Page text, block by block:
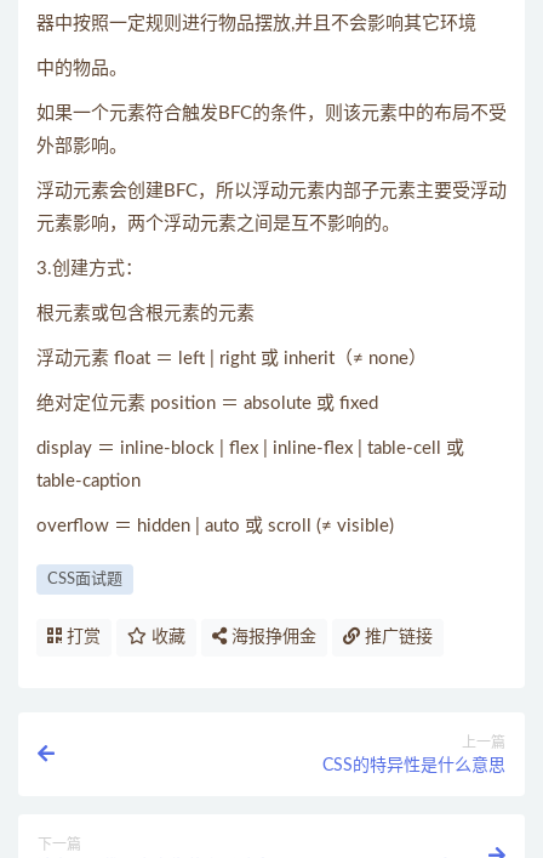
器中按照一定规则进行物品摆放,并且不会影响其它环境
中的物品。
如果一个元素符合触发BFC的条件，则该元素中的布局不受
外部影响。
浮动元素会创建BFC，所以浮动元素内部子元素主要受浮动
元素影响，两个浮动元素之间是互不影响的。
3.创建方式：
根元素或包含根元素的元素
浮动元素 float ＝ left | right 或 inherit（≠ none）
绝对定位元素 position ＝ absolute 或 fixed
display ＝ inline-block | flex | inline-flex | table-cell 或
table-caption
overflow ＝ hidden | auto 或 scroll (≠ visible)
CSS面试题
打赏 收藏 海报挣佣金 推广链接
上一篇
CSS的特异性是什么意思
下一篇